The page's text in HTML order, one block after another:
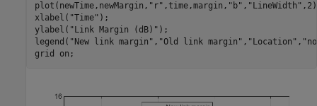
plot(newTime,newMargin, "r" ,time,margin, "b" , "LineWidth"
xlabel( "Time" );
ylabel( "Link Margin (dB)" );
legend( "New link margin" , "Old link margin" , "Location" ,
grid
on ;